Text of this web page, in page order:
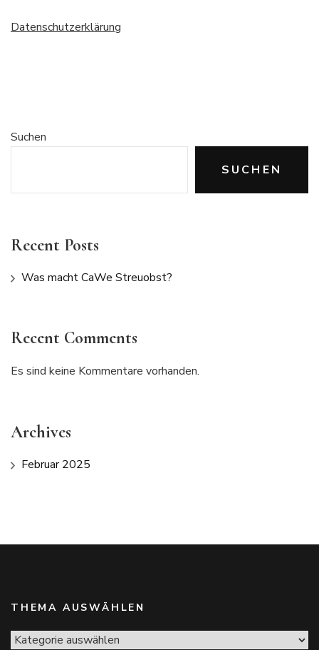
Datenschutzerklärung
Suchen
SUCHEN
Recent Posts
Was macht CaWe Streuobst?
Recent Comments
Es sind keine Kommentare vorhanden.
Archives
Februar 2025
THEMA AUSWÄHLEN
Thema